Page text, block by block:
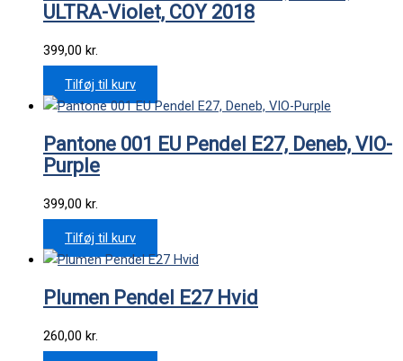
ULTRA-Violet, COY 2018
399,00 kr.
Tilføj til kurv
Pantone 001 EU Pendel E27, Deneb, VIO-
Purple
399,00 kr.
Tilføj til kurv
Plumen Pendel E27 Hvid
260,00 kr.